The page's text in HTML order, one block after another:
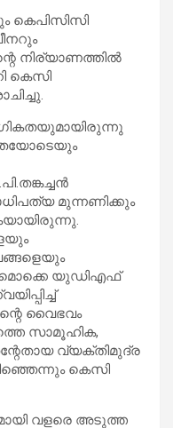
കെപിസിസി
നിര്യാണത്തില്‍
കെസി
മുന്നണിക്കും
യുഡിഎഫ്
വൈഭവം
സാമൂഹിക,
വ്യക്തിമുദ്ര
കെസി
വളരെ അടുത്ത